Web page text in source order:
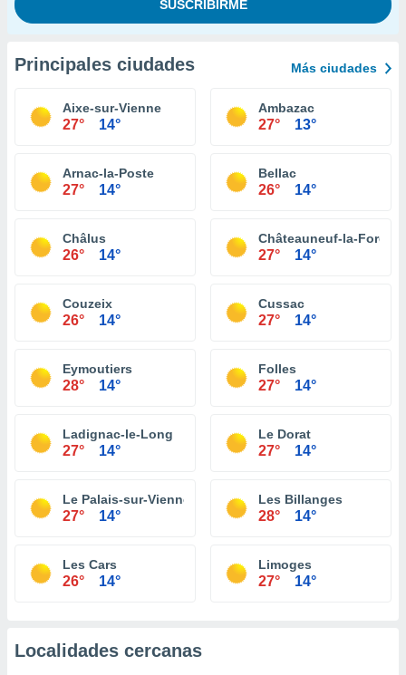
Principales ciudades Más ciudades
Aixe-sur-Vienne
27° 14°
Ambazac
27° 13°
Arnac-la-Poste
27° 14°
Bellac
26° 14°
Châlus
26° 14°
Châteauneuf-la-Forêt
27° 14°
Couzeix
26° 14°
Cussac
27° 14°
Eymoutiers
28° 14°
Folles
27° 14°
Ladignac-le-Long
27° 14°
Le Dorat
27° 14°
Le Palais-sur-Vienne
27° 14°
Les Billanges
28° 14°
Les Cars
26° 14°
Limoges
27° 14°
Localidades cercanas